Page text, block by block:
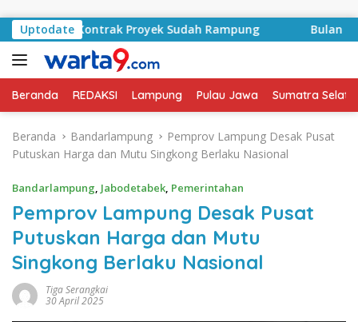
Uptodate
Kontrak Proyek Sudah Rampung Bulan
Beranda REDAKSI Lampung Pulau Jawa Sumatra
Beranda Bandarlampung
Pemprov Lampung Desak Pusat
Putuskan Harga dan Mutu Singkong Berlaku Nasional
Bandarlampung, Jabodetabek, Pemerintahan
Pemprov Lampung Desak Pusat
Putuskan Harga dan Mutu
Singkong Berlaku Nasional
Tiga Serangkai
30 April 2025